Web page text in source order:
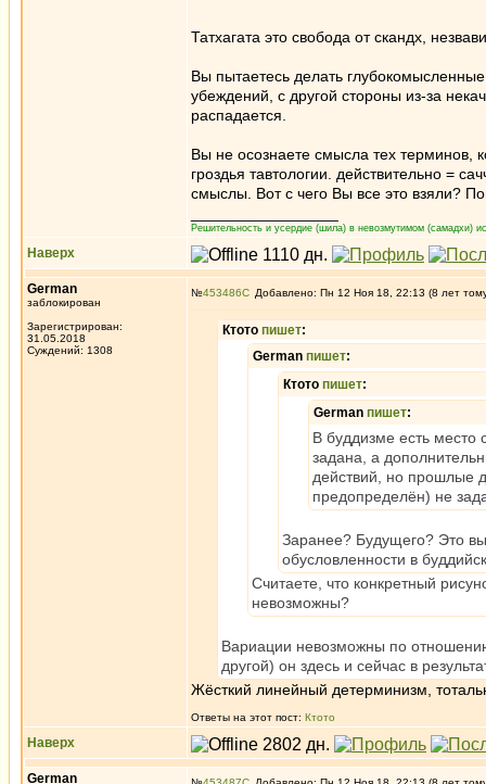
Татхагата это свобода от скандх,
Вы пытаетесь делать
убеждений, с другой стороны из-за
распадается.
Вы не осознаете смысла тех терминов,
гроздья тавтологии. действительно =
смыслы. Вот с чего Вы все это взяли?
Решительность и усердие (шила) в невозмутимом (самадхи)
Наверх
German
заблокирован
Зарегистрирован:
31.05.2018
Суждений: 1308
№453486 Добавлено: Пн 12 Ноя 18, 22:13 (8 лет
Ктото пишет:
German пишет:
Ктото пишет:
German пишет:
В буддизме есть место
задана, а
действий, но прошлые
предопределён) не
Заранее? Будущего? Это
обусловленности в
Считаете, что конкретный
невозможны?
Вариации невозможны по
другой) он здесь и сейчас в
Жёсткий линейный детерминизм,
Ответы на этот пост: Ктото
Наверх
German